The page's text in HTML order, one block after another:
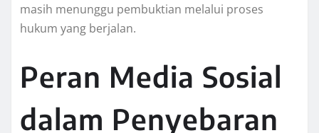
masih menunggu pembuktian melalui proses
hukum yang berjalan.
Peran Media Sosial
dalam Penyebaran